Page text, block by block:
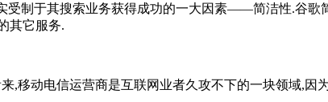
受制于其搜索业务获得成功的一大因素——简洁性.谷歌
其它服务.
,移动电信运营商是互联网业者久攻不下的一块领域,